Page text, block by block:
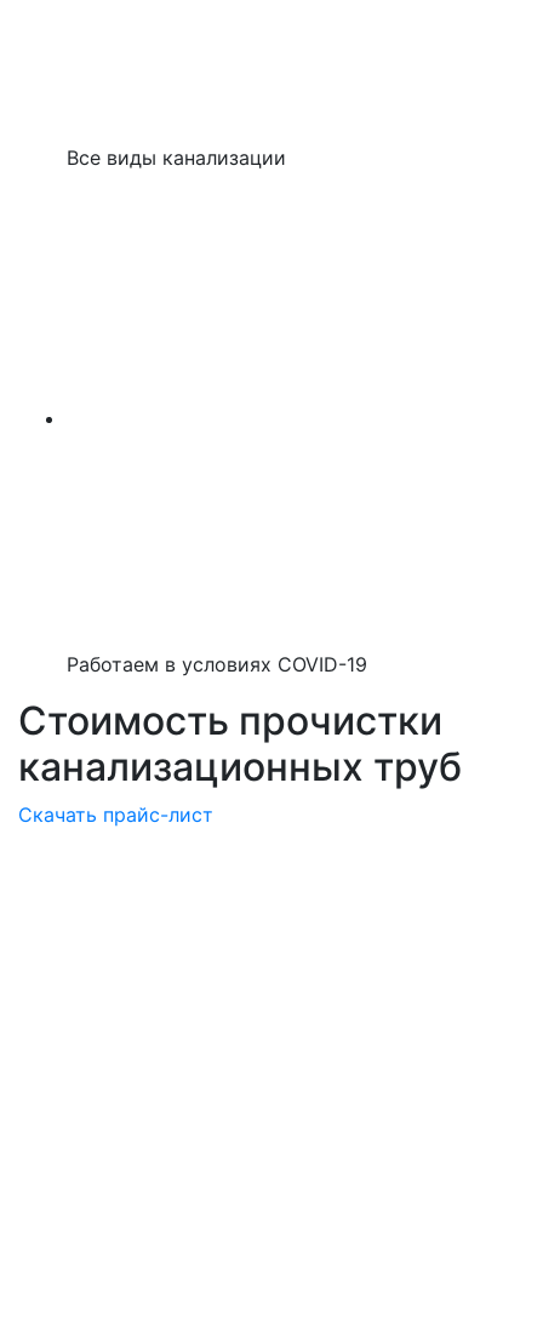
Все виды канализации
Работаем в условиях COVID-19
Стоимость прочистки
канализационных труб
Скачать прайс-лист